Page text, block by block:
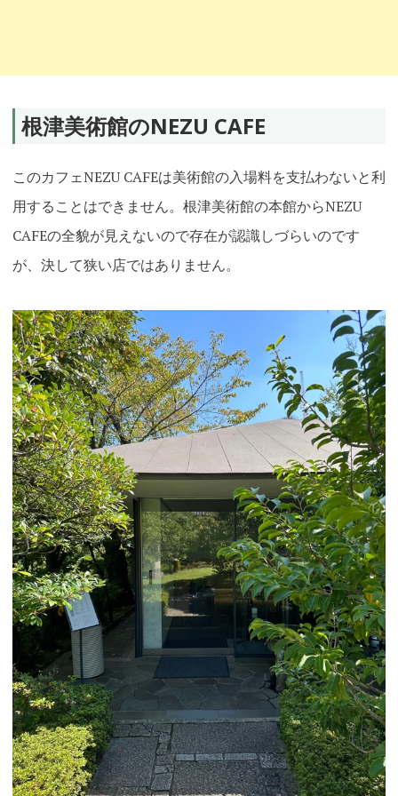
根津美術館のNEZU CAFE
このカフェNEZU CAFEは美術館の入場料を支払わないと利
用することはできません。根津美術館の本館からNEZU
CAFEの全貌が見えないので存在が認識しづらいのです
が、決して狭い店ではありません。